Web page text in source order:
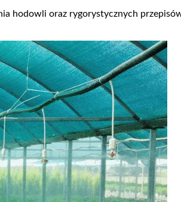
hodowli oraz rygorystycznych